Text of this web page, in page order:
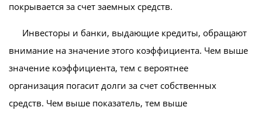
покрывается за счет заемных средств.
Инвесторы и банки, выдающие кредиты, обращают
внимание на значение этого коэффициента. Чем выше
значение коэффициента, тем с вероятнее
организация погасит долги за счет собственных
средств. Чем выше показатель, тем выше